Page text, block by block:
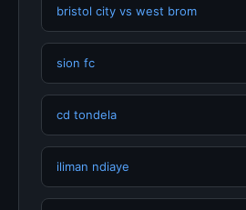
bristol city vs west brom
sion fc
cd tondela
iliman ndiaye